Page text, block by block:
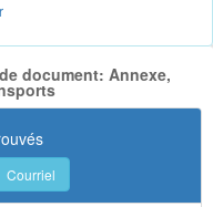
document: Annexe,
Courriel